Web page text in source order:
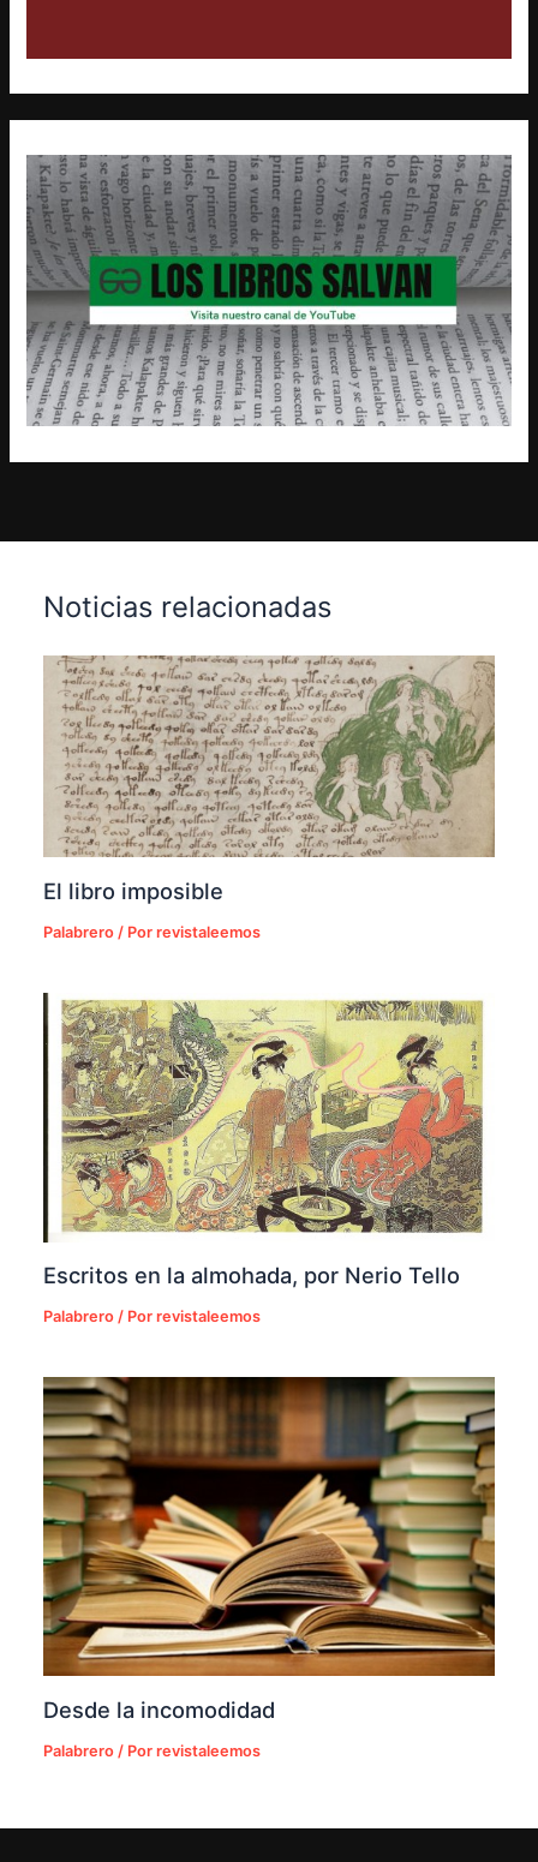
Noticias relacionadas
El libro imposible
Palabrero / Porrevistaleemos
Escritos en la almohada, por Nerio Tello
Palabrero / Porrevistaleemos
Desde la incomodidad
Palabrero / Porrevistaleemos